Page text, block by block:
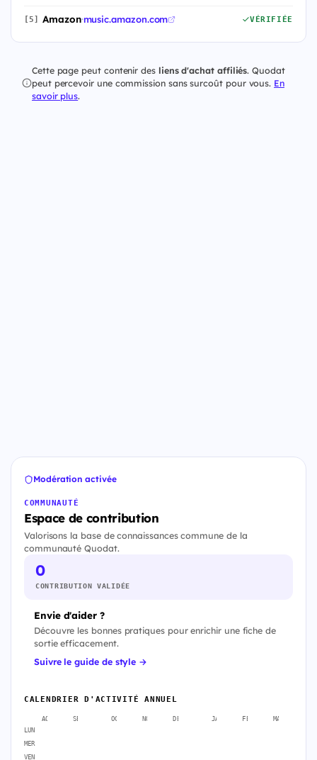
[5] Amazon·music.amazon.com VÉRIFIÉE
Cette page peut contenir des liens d'achat affiliés. Quodat
peut percevoir une commission sans surcoût pour vous. En
savoir plus.
Modération activée
COMMUNAUTÉ
Espace de contribution
Valorisons la base de connaissances commune de la
communauté Quodat.
0
CONTRIBUTION VALIDÉE
Envie d'aider ?
Découvre les bonnes pratiques pour enrichir une fiche de
sortie efficacement.
Suivre le guide de style →
CALENDRIER D'ACTIVITÉ ANNUEL
AOÛT SEPT. OCT. NOV. DÉC. JANV. FÉVR. MARS
LUN
MER
VEN